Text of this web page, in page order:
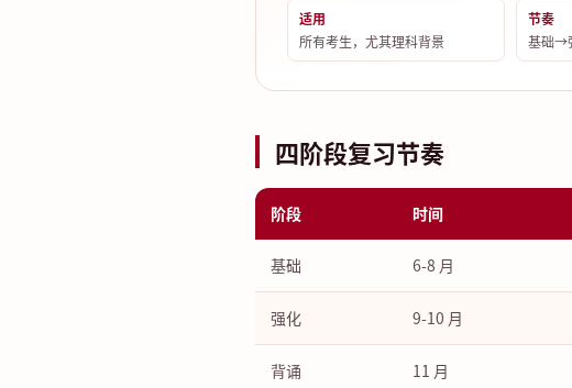
适用
所有考生，尤其理科背景
节奏
基础→
四阶段复习节奏
阶段 时间
基础 6-8 月
强化 9-10 月
背诵 11 月